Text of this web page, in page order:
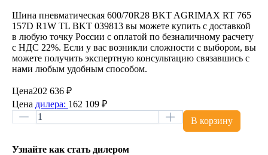
Шина пневматическая 600/70R28 BKT AGRIMAX RT 765
157D R1W TL BKT 039813 вы можете купить с доставкой
в любую точку России с оплатой по безналичному расчету
с НДС 22%. Если у вас возникли сложности с выбором, вы
можете получить экспертную консультацию связавшись с
нами любым удобным способом.
Цена202 636 ₽
Цена дилера: 162 109 ₽
В корзину
Узнайте как стать дилером